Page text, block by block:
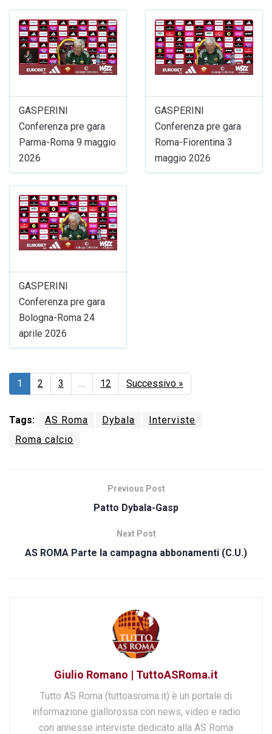
GASPERINI
Conferenza pre gara
Parma-Roma 9 maggio
2026
GASPERINI
Conferenza pre gara
Roma-Fiorentina 3
maggio 2026
GASPERINI
Conferenza pre gara
Bologna-Roma 24
aprile 2026
1 2 3 … 12 Successivo »
Tags: AS Roma Dybala
Interviste
Roma calcio
Previous Post
Patto Dybala-Gasp
Next Post
AS ROMA Parte la campagna abbonamenti (C.U.)
Giulio Romano | TuttoASRoma.it
Tutto AS Roma (tuttoasroma.it) è un portale di
informazione giallorossa con news, video e radio
con annesse interviste dedicato alla AS Roma